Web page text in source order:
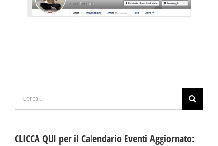
Cerca
per:
CLICCA QUI per il Calendario Eventi Aggiornato: